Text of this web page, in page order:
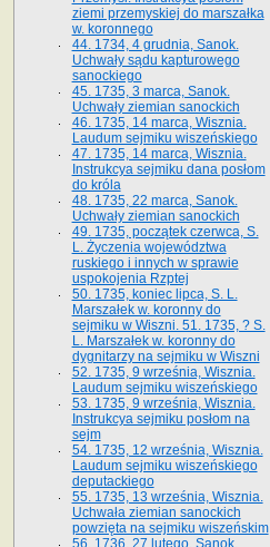
ziemi przemyskiej do marszałka
w. koronnego
44. 1734, 4 grudnia, Sanok.
Uchwały sądu kapturowego
sanockiego
45. 1735, 3 marca, Sanok.
Uchwały ziemian sanockich
46. 1735, 14 marca, Wisznia.
Laudum sejmiku wiszeńskiego
47. 1735, 14 marca, Wisznia.
Instrukcya sejmiku dana posłom
do króla
48. 1735, 22 marca, Sanok.
Uchwały ziemian sanockich
49. 1735, początek czerwca, S.
L. Życzenia województwa
ruskiego i innych w sprawie
uspokojenia Rzptej
50. 1735, koniec lipca, S. L.
Marszałek w. koronny do
sejmiku w Wiszni. 51. 1735, ? S.
L. Marszałek w. koronny do
dygnitarzy na sejmiku w Wiszni
52. 1735, 9 września, Wisznia.
Laudum sejmiku wiszeńskiego
53. 1735, 9 września, Wisznia.
Instrukcya sejmiku posłom na
sejm
54. 1735, 12 września, Wisznia.
Laudum sejmiku wiszeńskiego
deputackiego
55. 1735, 13 września, Wisznia.
Uchwała ziemian sanockich
powzięta na sejmiku wiszeńskim
56. 1736, 27 lutego, Sanok.